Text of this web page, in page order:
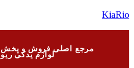
KiaRio
مرجع اصلی فروش و پخش
لوازم یدکی ریو